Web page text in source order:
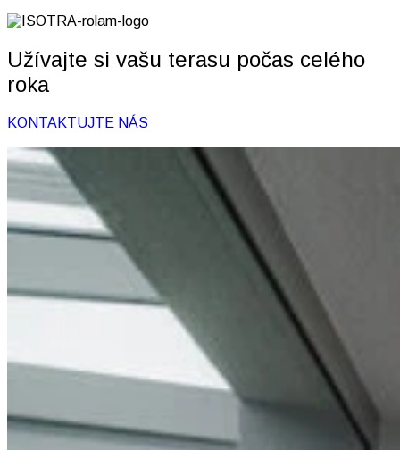
Užívajte si vašu terasu počas celého
roka
KONTAKTUJTE NÁS